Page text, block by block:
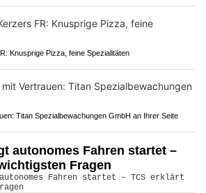
Knusprige Pizza, feine Spezialitäten
Titan Spezialbewachungen GmbH an Ihrer Seite
autonomes Fahren startet –
Fragen